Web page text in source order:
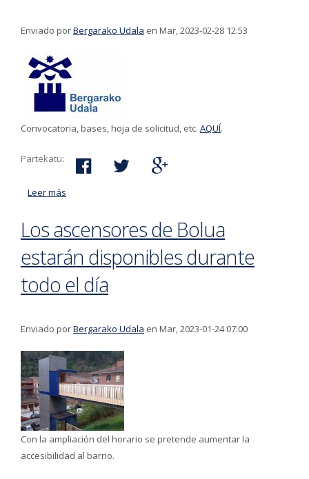
Enviado porBergarako Udala en Mar, 2023-02-28 12:53
Convocatoria, bases, hoja de solicitud, etc. AQUÍ.
Partekatu:
Leer más
jardinería finaliza el 6 de marzo
Los ascensores de Bolua
estarán disponibles durante
todo el día
Enviado porBergarako Udala en Mar, 2023-01-24 07:00
Con la ampliación del horario se pretende aumentar la
accesibilidad al barrio.